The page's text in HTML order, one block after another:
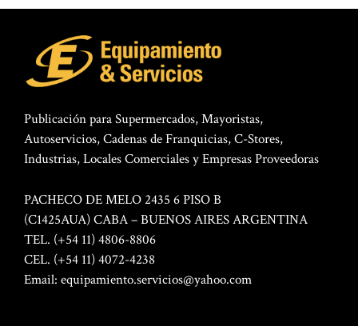
Publicación para Supermercados, Mayoristas,
Autoservicios, Cadenas de Franquicias, C-Stores,
Industrias, Locales Comerciales y Empresas Proveedoras
PACHECO DE MELO 2435 6 PISO B
(C1425AUA) CABA – BUENOS AIRES ARGENTINA
TEL. (+54 11) 4806-8806
CEL. (+54 11) 4072-4238
Email: equipamiento.servicios@yahoo.com